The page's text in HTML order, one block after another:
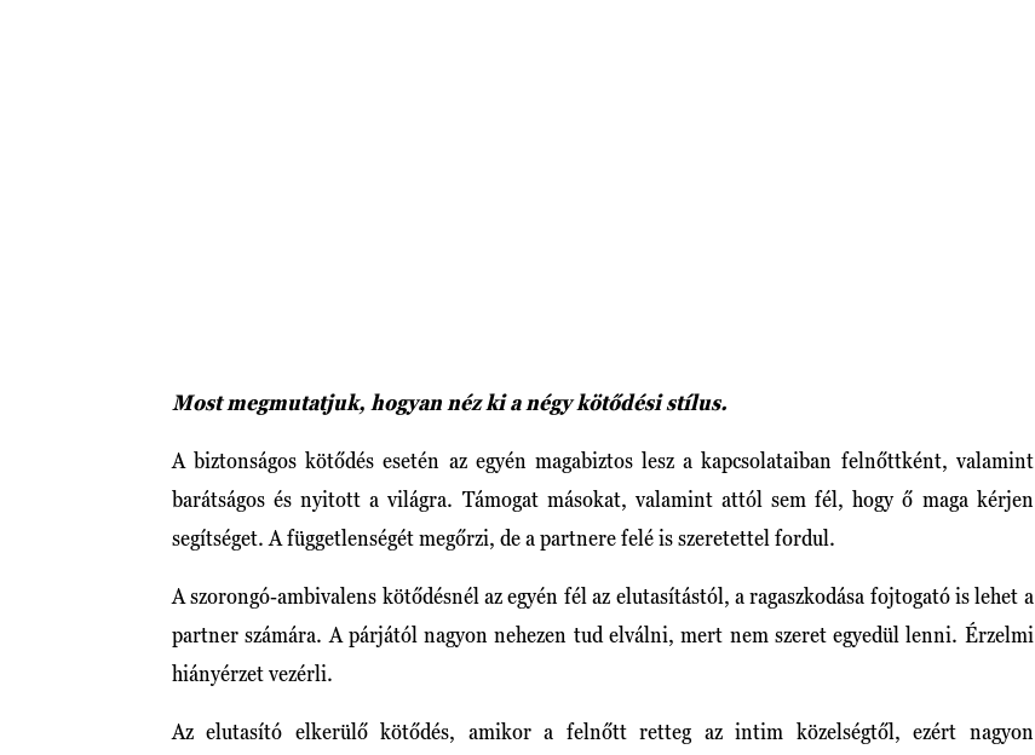
Most megmutatjuk, hogyan néz ki a négy kötődési stílus.
A biztonságos kötődés esetén az egyén magabiztos lesz a kapcsolataiban felnőttként, valamint
barátságos és nyitott a világra. Támogat másokat, valamint attól sem fél, hogy ő maga kérjen
segítséget. A függetlenségét megőrzi, de a partnere felé is szeretettel fordul.
A szorongó-ambivalens kötődésnél az egyén fél az elutasítástól, a ragaszkodása fojtogató is lehet a
partner számára. A párjától nagyon nehezen tud elválni, mert nem szeret egyedül lenni. Érzelmi
hiányérzet vezérli.
Az elutasító elkerülő kötődés, amikor a felnőtt retteg az intim közelségtől, ezért nagyon